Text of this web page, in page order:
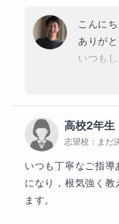
こんに
ありが
いつも
き、早
毎回の
に教科
ご家庭
が、大
これか
高校2年生
志望校： まだ
いつも丁寧なご指
になり，根気強く教
ます。